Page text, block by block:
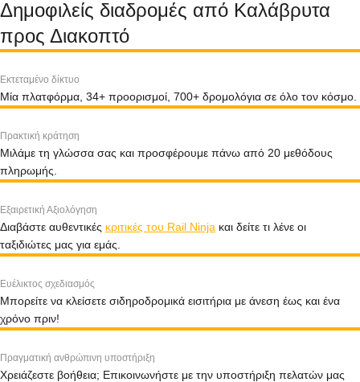
Δημοφιλείς διαδρομές από Καλάβρυτα
προς Διακοπτό
Εκτεταμένο δίκτυο
Μία πλατφόρμα, 34+ προορισμοί, 700+ δρομολόγια σε όλο τον κόσμο.
Πρακτική κράτηση
Μιλάμε τη γλώσσα σας και προσφέρουμε πάνω από 20 μεθόδους
πληρωμής.
Εξαιρετική Αξιολόγηση
Διαβάστε αυθεντικές κριτικές του Rail Ninja και δείτε τι λένε οι
ταξιδιώτες μας για εμάς.
Ευέλικτος σχεδιασμός
Μπορείτε να κλείσετε σιδηροδρομικά εισιτήρια με άνεση έως και ένα
χρόνο πριν!
Πραγματική ανθρώπινη υποστήριξη
Χρειάζεστε βοήθεια; Επικοινωνήστε με την υποστήριξη πελατών μας